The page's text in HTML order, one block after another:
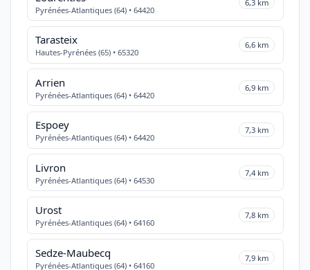
Pyrénées-Atlantiques (64) • 64420
6,3 km
Tarasteix
Hautes-Pyrénées (65) • 65320
6,6 km
Arrien
Pyrénées-Atlantiques (64) • 64420
6,9 km
Espoey
Pyrénées-Atlantiques (64) • 64420
7,3 km
Livron
Pyrénées-Atlantiques (64) • 64530
7,4 km
Urost
Pyrénées-Atlantiques (64) • 64160
7,8 km
Sedze-Maubecq
Pyrénées-Atlantiques (64) • 64160
7,9 km